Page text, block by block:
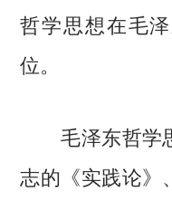
哲学思想在毛
位。
毛泽东哲学
志的《实践论》